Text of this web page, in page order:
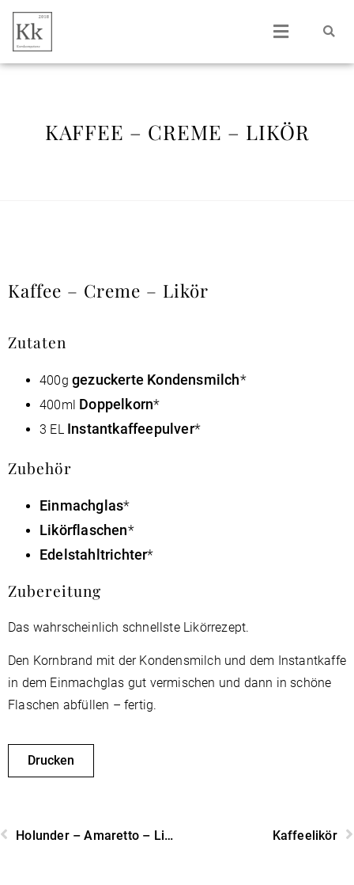
KAFFEE – CREME – LIKÖR
Kaffee – Creme – Likör
Zutaten
400g gezuckerte Kondensmilch
400ml Doppelkorn
3 EL Instantkaffeepulver
Zubehör
Einmachglas
Likörflaschen
Edelstahltrichter
Zubereitung
Das wahrscheinlich schnellste Likörrezept.
Den Kornbrand mit der Kondensmilch und dem Instantkaffe
in dem Einmachglas gut vermischen und dann in schöne
Flaschen abfüllen – fertig.
Drucken
Holunder – Amaretto – Likör Kaffeelikör